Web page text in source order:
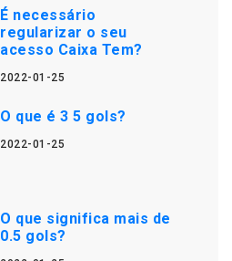
É necessário
regularizar o seu
acesso Caixa Tem?
2022-01-25
O que é 3 5 gols?
2022-01-25
O que significa mais de
0.5 gols?